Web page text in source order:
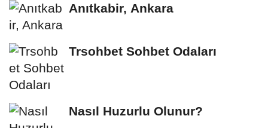
Anıtkabir, Ankara
Trsohbet Sohbet Odaları
Nasıl Huzurlu Olunur?